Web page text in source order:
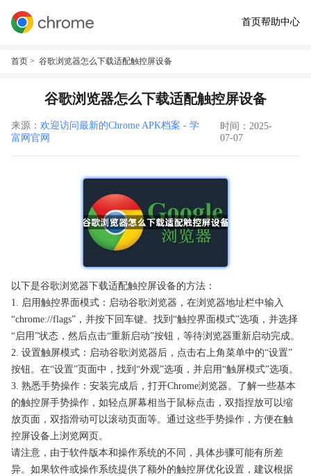
首页帮助中心
首页 > 谷歌浏览器怎么下载适配触控屏设备
谷歌浏览器怎么下载适配触控屏设备
来源： 欢迎访问最新的Chrome APK档案 - 学
富网官网
时间：2025-
07-07
以下是谷歌浏览器下载适配触控屏设备的方法：
1. 启用触控界面模式：启动谷歌浏览器，在浏览器地址栏中输入
“chrome://flags”，并按下回车键。找到“触控界面模式”选项，并选择
“启用”状态，然后点击“重新启动”按钮，等待浏览器重新启动完成。
2. 设置触屏模式：启动谷歌浏览器后，点击右上角菜单中的“设置”
按钮。在“设置”页面中，找到“外观”选项，并启用“触屏模式”选项。
3. 熟悉手势操作：安装完成后，打开Chrome浏览器。了解一些基本
的触控屏手势操作，如轻点屏幕相当于鼠标点击，双指捏放可以缩
放页面，双指滑动可以滚动页面等。通过这些手势操作，方便在触
控屏设备上浏览网页。
请注意，由于软件版本和操作系统的不同，具体步骤可能有所差
异。如果软件或操作系统提供了额外的触控屏优化设置，建议根据